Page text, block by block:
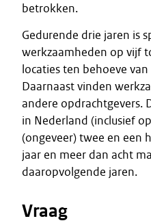
betrokken.
Gedurende drie jaren is
werkzaamheden op vijf
locaties ten behoeve
Daarnaast vinden
andere opdrachtgevers.
in Nederland (inclusief
(ongeveer) twee en een
jaar en meer dan acht
daaropvolgende jaren.
Vraag